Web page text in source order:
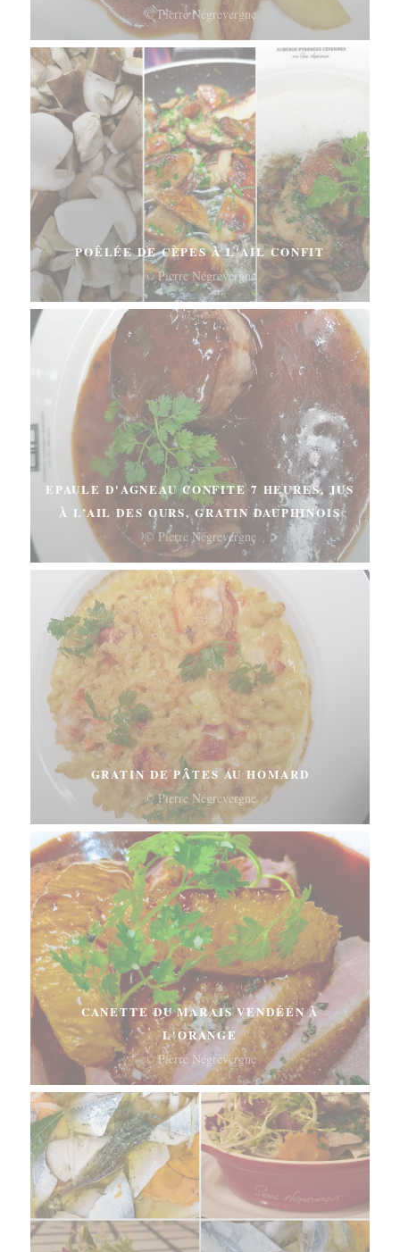
© Pierre Négrevergne
POÊLÉE DE CÈPES À L'AIL CONFIT
© Pierre Négrevergne
EPAULE D'AGNEAU CONFITE 7 HEURES, JUS
À L’AIL DES OURS, GRATIN DAUPHINOIS
© Pierre Négrevergne
GRATIN DE PÂTES AU HOMARD
© Pierre Négrevergne
CANETTE DU MARAIS VENDÉEN À
L'ORANGE
© Pierre Négrevergne